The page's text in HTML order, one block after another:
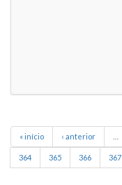
« início ‹ anterior
364 365 366 367